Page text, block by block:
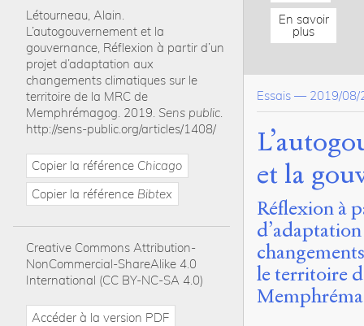
Létourneau, Alain.
L’autogouvernement et la
gouvernance, Réflexion à partir d’un
projet d’adaptation aux
changements climatiques sur le
territoire de la MRC de
Memphrémagog. 2019. Sens public.
http://sens-public.org/articles/1408/
Copier la référence Chicago
Copier la référence Bibtex
Creative Commons Attribution-
NonCommercial-ShareAlike 4.0
International (CC BY-NC-SA 4.0)
Accéder à la version PDF
En savoir
plus
Essais — 2019/08/
et la
Réflexion à
le territoire